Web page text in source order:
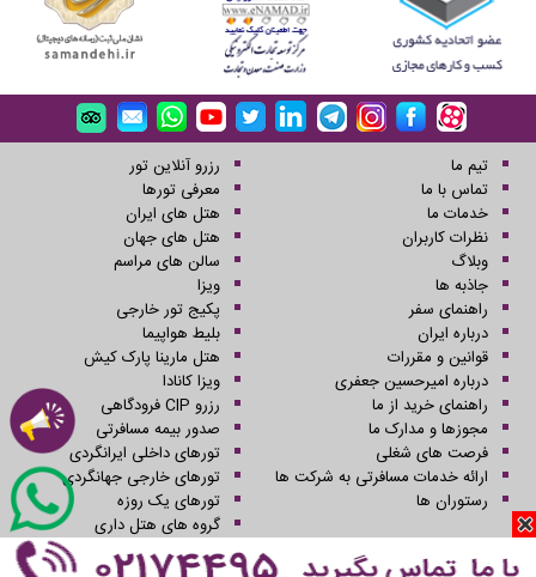
تیم ما
تماس با ما
خدمات ما
نظرات کاربران
وبلاگ
جاذبه ها
راهنمای سفر
درباره ایران
قوانین و مقررات
درباره امیرحسین جعفری
راهنمای خرید از ما
مجوزها و مدارک ما
فرصت های شغلی
ارائه خدمات مسافرتی به شرکت ها
رستوران ها
رزرو آنلاین تور
معرفی تورها
هتل های ایران
هتل های جهان
سالن های مراسم
ویزا
پکیج تور خارجی
بلیط هواپیما
هتل مارینا پارک کیش
ویزا کانادا
رزرو CIP فرودگاهی
صدور بیمه مسافرتی
تورهای داخلی ایرانگردی
تورهای خارجی جهانگردی
تورهای یک روزه
گروه های هتل داری